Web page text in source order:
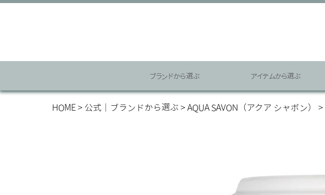
ブランドから選ぶ アイテムから選ぶ
HOME 公式｜ブランドから選ぶ AQUA SAVON（アクア シャボン）